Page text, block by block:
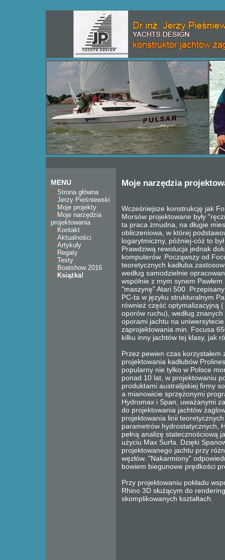
MENU
Strona główna
Jerzy Pieśniewski
Moje projekty
Moje narzędzia
projektowania
Kontakt
Aktualności
Artykuły
Regaty
Testy
Boatshow 2016
Książka!
Moje narzędzia
Wcześniejsze konstrukcję jak
Morsów projektowane były
ta praca żmudna, na długie
obliczeniowa, w której
logarytmiczny, później-cóż to
Prawdziwą rewolucja jednak
komputerów. Począwszy od
teoretycznych kadłuba
według samodzielnie
wspólnie z mym synem
"maszynę" Atari 500.
PC-ta w języku strukturalnym
również część optymalizacyjną
oporów ruchu), według
oporami jachtu na uniwersytecie
zaprojektowania min. Focusa
kilku inny jachtów tej klasy, jak
Przez pewien czas
projektowania kadłubów
popularny nie tylko w Polsce
ponad 10 lat, w projektowaniu
produktami australijskiej firmy
a mianowicie sprzężonymi
Hydromax i Span, uważanymi
do projektowania jachtów
projektowania linii
parametrów hydrostatycznych,
pełną analizę statecznościową
użyciu Max Surfa. Dzięki
projektowanego jachtu przy
węzłów. "Nakarmiony"
bowiem biegunowe prędkości
Przy projektowaniu pokładu
Rhino 3D służącym do
skomplikowanych kształtach.